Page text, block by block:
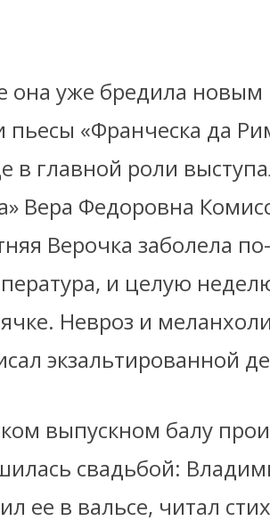
она уже бредила
пьесы «Франческа да
в главной роли
Вера Федоровна
Верочка заболела
и целую
Невроз и
экзальтированной
выпускном балу
свадьбой:
ее в вальсе, читал